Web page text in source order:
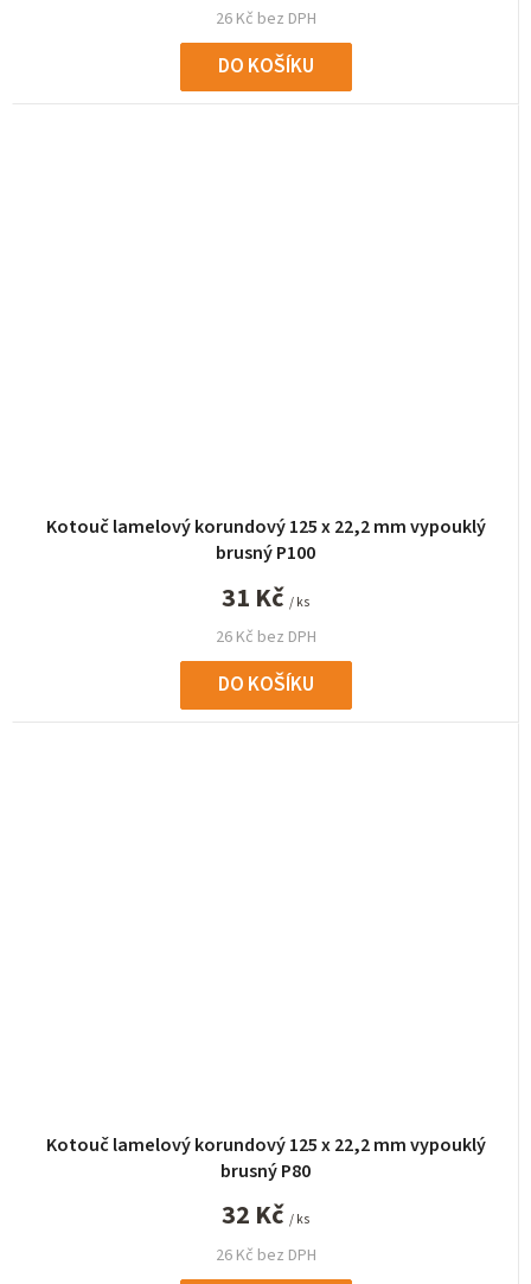
26 Kč bez DPH
DO KOŠÍKU
Kotouč lamelový korundový 125 x 22,2 mm vypouklý
brusný P100
26 Kč bez DPH
31 Kč / ks
DO KOŠÍKU
Kotouč lamelový korundový 125 x 22,2 mm vypouklý
brusný P80
26 Kč bez DPH
32 Kč / ks